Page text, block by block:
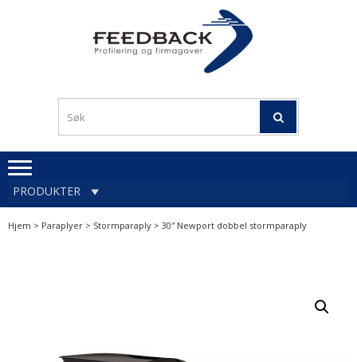
PRODUKTER
Hjem > Paraplyer > Stormparaply > 30″ Newport dobbel stormparaply